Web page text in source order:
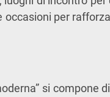
per
si compone